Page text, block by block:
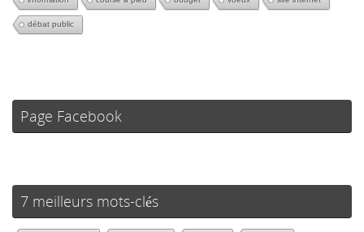
débat public
Page Facebook
7 meilleurs mots-clés